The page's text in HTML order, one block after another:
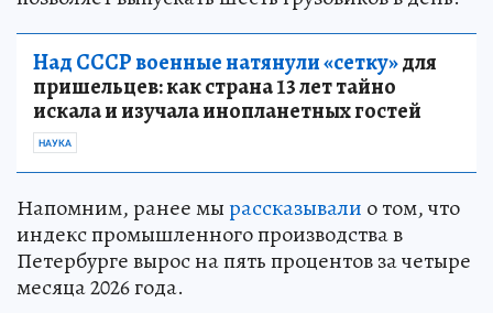
Над СССР военные натянули «сетку»для
пришельцев: как страна 13 лет тайно
искала и изучала инопланетных гостей
НАУКА
Напомним, ранее мырассказывали о том, что
индекс промышленного производства в
Петербурге вырос на пять процентов за четыре
месяца 2026 года.